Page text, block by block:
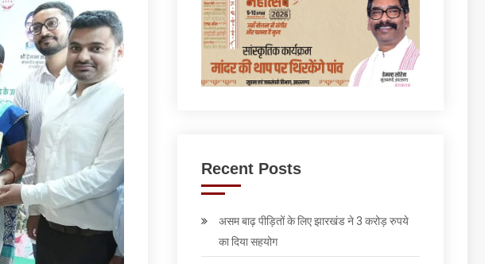
Recent Posts
असम बाढ़ पीड़ितों के लिए झारखंड ने 3 करोड़ रुपये
का दिया सहयोग